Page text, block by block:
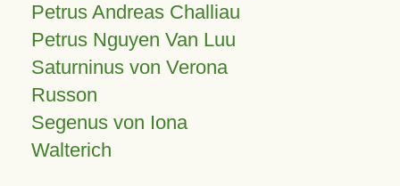
Petrus Andreas Challiau
Petrus Nguyen Van Luu
Saturninus von Verona
Russon
Segenus von Iona
Walterich